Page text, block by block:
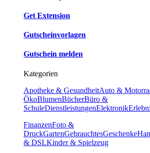
Get Extension
Gutscheinvorlagen
Gutschein melden
Kategorien
Apotheke & GesundheitAuto &
ÖkoBlumenBücherBüro &
SchuleDienstleistungenElektronik
FinanzenFoto &
DruckGartenGebrauchtesGeschenke
& DSLKinder & Spielzeug